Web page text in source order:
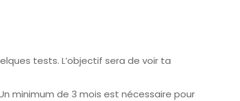
tests. L’objectif sera de voir ta
minimum de 3 mois est nécessaire pour